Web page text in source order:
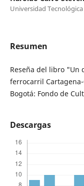
Universidad
Resumen
Reseña del libro "Un
ferrocarril
Bogotá: Fondo de
Descargas